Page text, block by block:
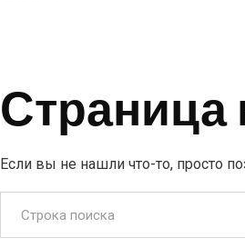
Страница
Если вы не нашли что-то, просто